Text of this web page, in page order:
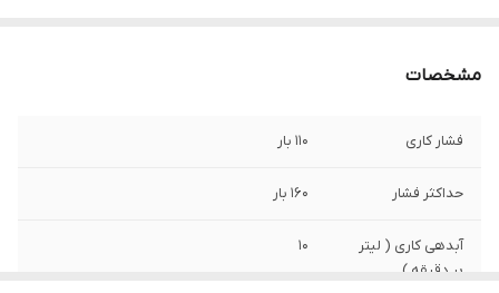
مشخصات
فشار کاری 110 بار
حداکثر فشار 160 بار
آبدهی کاری ( لیتر
بر دقیقه )
10